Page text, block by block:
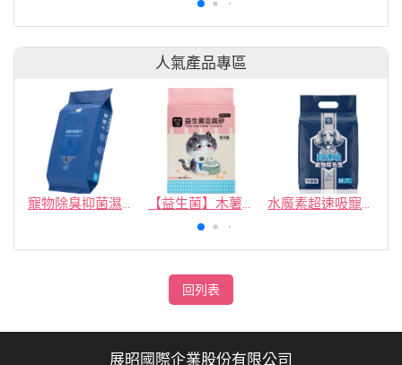
人氣產品專區
寵物除臭抑菌濕紙巾／30抽／無味【4包100】 【益生菌】木薯豆腐砂/豆腐砂 (1包最低$119起)抽貓砂機 水魔素超速吸寵物尿布墊買1送1
回列表
展昭國際企業股份有限公司